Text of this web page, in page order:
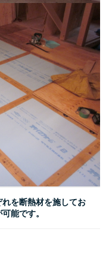
を断熱材を施してお
能です。